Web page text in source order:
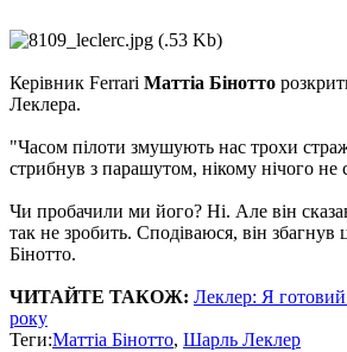
Керівник Ferrari Маттіа Бінотто
Леклера.
"Часом пілоти змушують нас трохи
стрибнув з парашутом, нікому нічого не
Чи пробачили ми його? Ні. Але він
так не зробить. Сподіваюся, він збагнув
Бінотто.
ЧИТАЙТЕ ТАКОЖ: Леклер: Я
року
Теги:Маттіа Бінотто, Шарль Леклер